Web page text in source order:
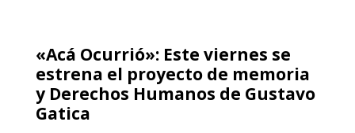
«Acá Ocurrió»: Este viernes se
estrena el proyecto de memoria
y Derechos Humanos de Gustavo
Gatica